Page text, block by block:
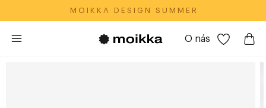
M O I K K A‎ ‎ ‎ D E S I G N‎ ‎ ‎ S U M M E R
O nás